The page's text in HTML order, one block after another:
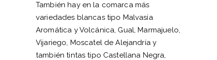
También hay en la comarca más
variedades blancas tipo Malvasía
Aromática y Volcánica, Gual, Marmajuelo,
Vijariego, Moscatel de Alejandría y
también tintas tipo Castellana Negra,